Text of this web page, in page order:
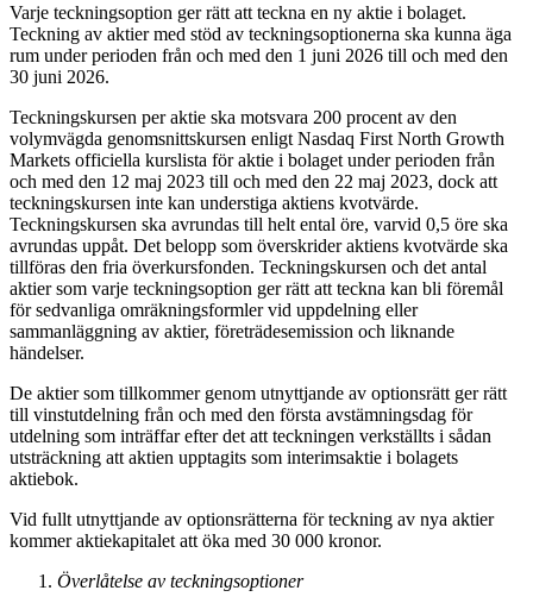
Varje teckningsoption ger rätt att teckna en ny aktie i bolaget.
Teckning av aktier med stöd av teckningsoptionerna ska kunna äga
rum under perioden från och med den 1 juni 2026 till och med den
30 juni 2026.
Teckningskursen per aktie ska motsvara 200 procent av den
volymvägda genomsnittskursen enligt Nasdaq First North Growth
Markets officiella kurslista för aktie i bolaget under perioden från
och med den 12 maj 2023 till och med den 22 maj 2023, dock att
teckningskursen inte kan understiga aktiens kvotvärde.
Teckningskursen ska avrundas till helt ental öre, varvid 0,5 öre ska
avrundas uppåt. Det belopp som överskrider aktiens kvotvärde ska
tillföras den fria överkursfonden. Teckningskursen och det antal
aktier som varje teckningsoption ger rätt att teckna kan bli föremål
för sedvanliga omräkningsformler vid uppdelning eller
sammanläggning av aktier, företrädesemission och liknande
händelser.
De aktier som tillkommer genom utnyttjande av optionsrätt ger rätt
till vinstutdelning från och med den första avstämningsdag för
utdelning som inträffar efter det att teckningen verkställts i sådan
utsträckning att aktien upptagits som interimsaktie i bolagets
aktiebok.
Vid fullt utnyttjande av optionsrätterna för teckning av nya aktier
kommer aktiekapitalet att öka med 30 000 kronor.
Överlåtelse av teckningsoptioner